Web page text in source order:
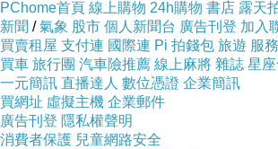
PChome首頁 線上購物 24h購物 書店 露天
新聞 /氣象 股市 個人新聞台 廣告刊登 加入
買賣租屋 支付連 國際連 Pi 拍錢包 旅遊 服
買車 旅行團 汽車險推薦 線上麻將 雜誌 星
一元簡訊 直播達人 數位憑證 企業簡訊
買網址 虛擬主機 企業郵件
廣告刊登 隱私權聲明
消費者保護 兒童網路安全